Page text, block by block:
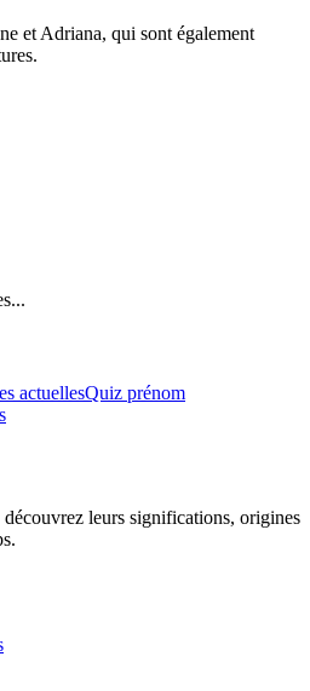
et Adriana, qui sont également
actuellesQuiz prénom
leurs significations, origines